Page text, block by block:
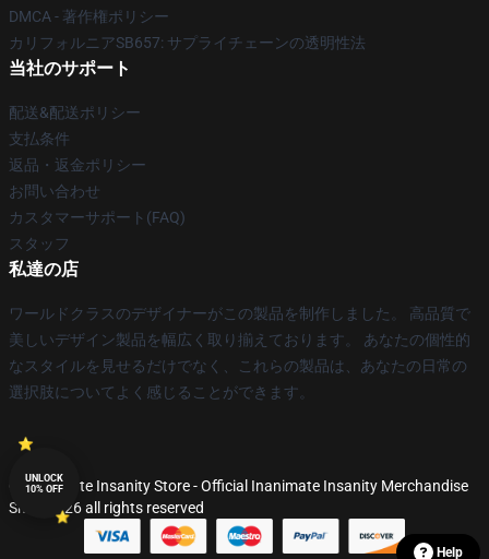
DMCA - 著作権ポリシー
カリフォルニアSB657: サプライチェーンの透明性法
当社のサポート
配送&配送ポリシー
支払条件
返品・返金ポリシー
お問い合わせ
カスタマーサポート(FAQ)
スタッフ
私達の店
ワールドクラスのデザイナーがこの製品を制作しました。 高品質で
美しいデザイン製品を幅広く取り揃えております。 あなたの個性的
なスタイルを見せるだけでなく、これらの製品は、あなたの日常の
選択肢についてよく感じることができます。
© Inanimate Insanity Store - Official Inanimate Insanity Merchandise
Shop 2026 all rights reserved
Help
UNLOCK
10% OFF